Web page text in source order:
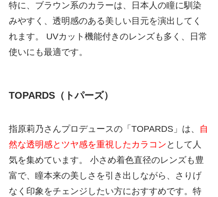
特に、ブラウン系のカラーは、日本人の瞳に馴染
みやすく、透明感のある美しい目元を演出してく
れます。 UVカット機能付きのレンズも多く、日常
使いにも最適です。
TOPARDS（トパーズ）
指原莉乃さんプロデュースの「TOPARDS」は、
自
然な透明感とツヤ感を重視したカラコン として人
気を集めています。 小さめ着色直径のレンズも豊
富で、瞳本来の美しさを引き出しながら、さりげ
なく印象をチェンジしたい方におすすめです。特